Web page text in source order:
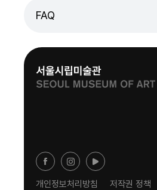
FAQ
개인정보처리방침 저작권 정책